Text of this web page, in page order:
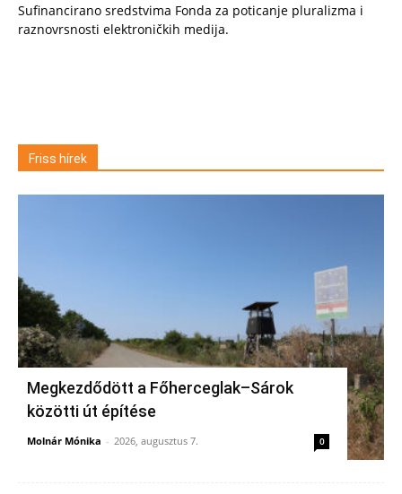
Sufinancirano sredstvima Fonda za poticanje pluralizma i
raznovrsnosti elektroničkih medija.
Friss hírek
Megkezdődött a Főherceglak–Sárok
közötti út építése
Molnár Mónika - 2026, augusztus 7. 0